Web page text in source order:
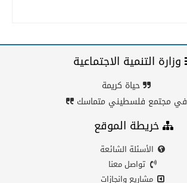
وزارة التنمية الاجتماعية
حياة كريمة
في مجتمع فلسطيني متماسك
خريطة الموقع
الأسئلة الشائعة
تواصل معنا
مشاريع وانجازات